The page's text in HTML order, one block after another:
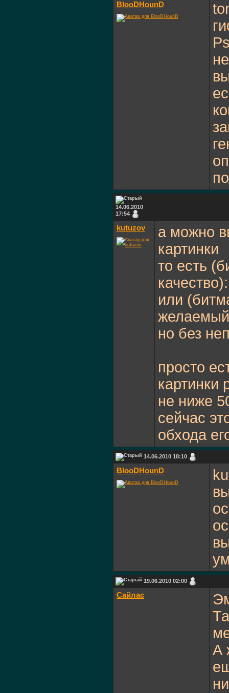
BlooDHounD
14.06.2010
17:54
kutuzov
а можно
картинки
то есть
или
но без
просто
картинки
не ниже
сейчас
обхода
14.06.2010 18:10
BlooDHounD
19.06.2010 02:00
Сайлас
А